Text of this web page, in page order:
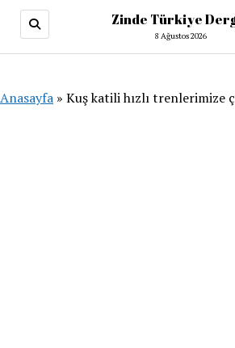
Zinde Türkiye
8 Ağustos 2026
Anasayfa » Kuş katili hızlı trenlerimize